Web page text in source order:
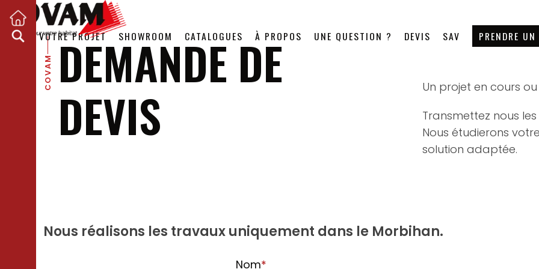
VOTRE PROJET SHOWROOM CATALOGUES À PROPOS UNE QUESTION ? DEVIS SAV PRENDRE
COVAM DEMANDE DE
DEVIS
Un projet en cours
Transmettez nous
Nous étudierons
solution adaptée.
Nous réalisons les travaux uniquement dans le Morbihan.
Nom*